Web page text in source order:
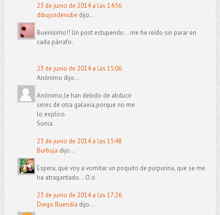
23 de junio de 2014 a las 14:56
dibujosdenube dijo...
Buenísimo!! Un post estupendo... me he reído sin parar en
cada párrafo.
23 de junio de 2014 a las 15:06
Anónimo dijo...
Anónimo,le han debido de abducir
seres de otra galaxia,porque no me
lo explico.
Sonia.
23 de junio de 2014 a las 15:48
Burbuja dijo...
Espera, que voy a vomitar un poquito de purpurina, que se me
ha atragantado... O.o
23 de junio de 2014 a las 17:26
Diego Buendía dijo...